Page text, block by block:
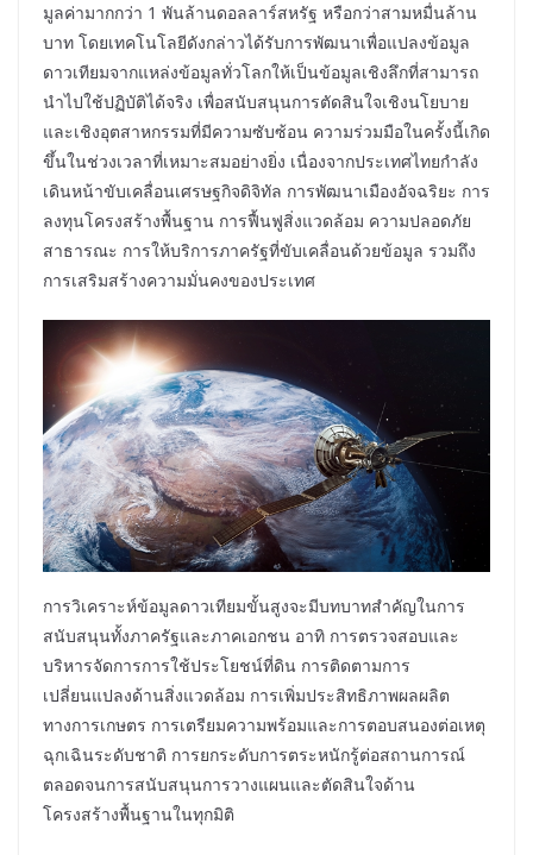
มูลค่ามากกว่า 1 พันล้านดอลลาร์สหรัฐ หรือกว่าสามหมื่นล้าน
บาท โดยเทคโนโลยีดังกล่าวได้รับการพัฒนาเพื่อแปลงข้อมูล
ดาวเทียมจากแหล่งข้อมูลทั่วโลกให้เป็นข้อมูลเชิงลึกที่สามารถ
นำไปใช้ปฏิบัติได้จริง เพื่อสนับสนุนการตัดสินใจเชิงนโยบาย
และเชิงอุตสาหกรรมที่มีความซับซ้อน ความร่วมมือในครั้งนี้เกิด
ขึ้นในช่วงเวลาที่เหมาะสมอย่างยิ่ง เนื่องจากประเทศไทยกำลัง
เดินหน้าขับเคลื่อนเศรษฐกิจดิจิทัล การพัฒนาเมืองอัจฉริยะ การ
ลงทุนโครงสร้างพื้นฐาน การฟื้นฟูสิ่งแวดล้อม ความปลอดภัย
สาธารณะ การให้บริการภาครัฐที่ขับเคลื่อนด้วยข้อมูล รวมถึง
การเสริมสร้างความมั่นคงของประเทศ
การวิเคราะห์ข้อมูลดาวเทียมขั้นสูงจะมีบทบาทสำคัญในการ
สนับสนุนทั้งภาครัฐและภาคเอกชน อาทิ การตรวจสอบและ
บริหารจัดการการใช้ประโยชน์ที่ดิน การติดตามการ
เปลี่ยนแปลงด้านสิ่งแวดล้อม การเพิ่มประสิทธิภาพผลผลิต
ทางการเกษตร การเตรียมความพร้อมและการตอบสนองต่อเหตุ
ฉุกเฉินระดับชาติ การยกระดับการตระหนักรู้ต่อสถานการณ์
ตลอดจนการสนับสนุนการวางแผนและตัดสินใจด้าน
โครงสร้างพื้นฐานในทุกมิติ